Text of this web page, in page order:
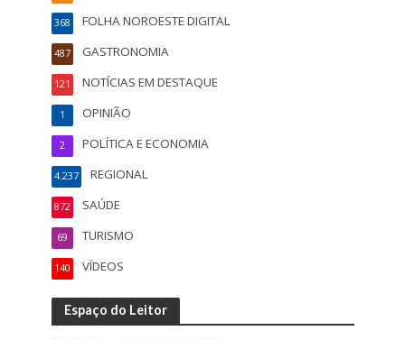
FOLHA NOROESTE DIGITAL
368
GASTRONOMIA
487
NOTÍCIAS EM DESTAQUE
121
OPINIÃO
1
POLÍTICA E ECONOMIA
2
REGIONAL
4.237
SAÚDE
872
TURISMO
69
VÍDEOS
140
Espaço do Leitor